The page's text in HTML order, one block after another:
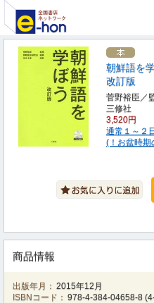
朝鮮語を
改訂版
菅野裕臣／
三修社
3,520円
通常１～２
(！お盆時期
商品情報
出版年月： 2015年12月
ISBNコード： 978-4-384-04658-8 (